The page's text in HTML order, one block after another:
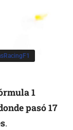
1
pasó 17
.